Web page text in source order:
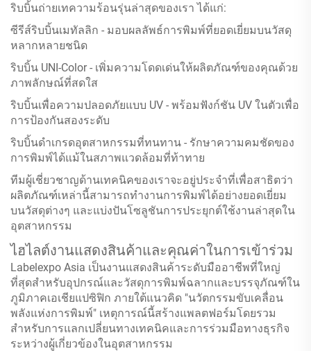
ริบบิ้นถ่ายเทความร้อนรุ่นล่าสุดของเรา ได้แก่:
ซีรีส์ริบบิ้นเมทัลลิก - มอบผลลัพธ์การพิมพ์ที่ยอดเยี่ยมบนวัสดุ
หลากหลายชนิด
ริบบิ้น UNI-Color - เพิ่มความโดดเด่นให้ผลิตภัณฑ์ของคุณด้วย
ภาพลักษณ์ที่สดใส
ริบบิ้นเพื่อความปลอดภัยแบบ UV - พร้อมฟังก์ชัน UV ในตัวเพื่อ
การป้องกันสองระดับ
ริบบิ้นดำเกรดอุตสาหกรรมที่ทนทาน - รักษาความคมชัดของ
การพิมพ์ได้แม้ในสภาพแวดล้อมที่ท้าทาย
ทีมผู้เชี่ยวชาญด้านเทคนิคของเราจะอยู่ประจำที่เพื่อสาธิตว่า
ผลิตภัณฑ์เหล่านี้สามารถทำงานการพิมพ์ได้อย่างยอดเยี่ยม
บนวัสดุต่างๆ และแบ่งปันโซลูชันการประยุกต์ใช้งานล่าสุดใน
อุตสาหกรรม
ไฮไลต์งานแสดงสินค้าและคุณค่าในการเข้าร่วม
Labelexpo Asia เป็นงานแสดงสินค้าระดับมืออาชีพที่ใหญ่
ที่สุดสำหรับอุปกรณ์และวัสดุการพิมพ์ฉลากและบรรจุภัณฑ์ใน
ภูมิภาคเอเชียแปซิฟิก ภายใต้แนวคิด "นวัตกรรมขับเคลื่อน
พลังแห่งการพิมพ์" เหตุการณ์นี้สร้างแพลตฟอร์มโดยรวม
สำหรับการแลกเปลี่ยนทางเทคนิคและการร่วมมือทางธุรกิจ
ระหว่างผู้เกี่ยวข้องในอุตสาหกรรม